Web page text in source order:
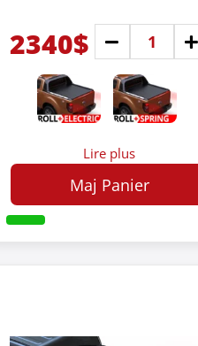
2340$
Lire plus
Maj Panier